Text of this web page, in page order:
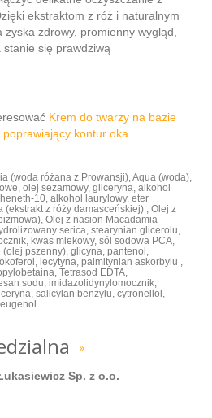
ekstraktom z róż i naturalnym
zyska zdrowy, promienny wygląd,
się prawdziwą
Krem do twarzy na bazie
kontur oka.
(woda różana z Prowansji), Aqua (woda),
olej sezamowy, gliceryna, alkohol
10, alkohol laurylowy, eter
z róży damasceńskiej) , Olej z
Olej z nasion Macadamia
serica, stearynian glicerolu,
kwas mlekowy, sól sodowa PCA,
pszenny), glicyna, pantenol,
lecytyna, palmitynian askorbylu ,
Tetrasod EDTA,
sodu, imidazolidynylomocznik,
salicylan benzylu, cytronellol,
»
Sp. z o.o.